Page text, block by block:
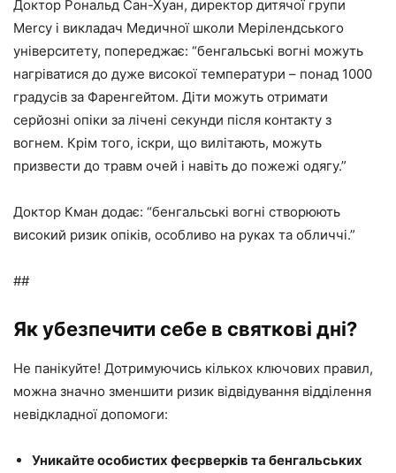
Доктор Рональд Сан-Хуан, директор дитячої групи
Mercy і викладач Медичної школи Мерілендського
університету, попереджає: “бенгальські вогні можуть
нагріватися до дуже високої температури – понад 1000
градусів за Фаренгейтом. Діти можуть отримати
серйозні опіки за лічені секунди після контакту з
вогнем. Крім того, іскри, що вилітають, можуть
призвести до травм очей і навіть до пожежі одягу.”
Доктор Кман додає: “бенгальські вогні створюють
високий ризик опіків, особливо на руках та обличчі.”
##
Як убезпечити себе в святкові дні?
Не панікуйте! Дотримуючись кількох ключових правил,
можна значно зменшити ризик відвідування відділення
невідкладної допомоги:
Уникайте особистих феєрверків та бенгальських